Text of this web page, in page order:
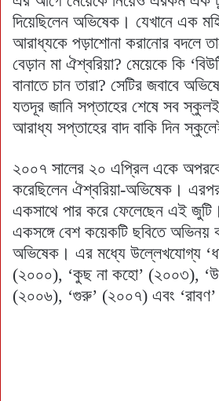
দিয়েছিলেন অভিষেক। যেখানে এক
আরাধ্যকে পড়াশোনা করানোর বদলে
বেড়ান মা ঐশ্বরিয়া? মেয়েকে কি
বানাতে চান তারা? সেটির জবাবে
যতদূর জানি সপ্তাহের শেষে সব
আরাধ্য সপ্তাহের বাদ বাকি দিন
২০০৭ সালের ২০ এপ্রিল একে অপরকে
করেছিলেন ঐশ্বরিয়া-অভিষেক।
একসাথে পার করে ফেলেছেন এই
একসঙ্গে বেশ কয়েকটি ছবিতে অভিনয়
অভিষেক। এর মধ্যে উল্লেখযোগ্য
(২০০০), ‘কুছ না কহো’ (২০০৩),
(২০০৬), ‘গুরু’ (২০০৭) এবং